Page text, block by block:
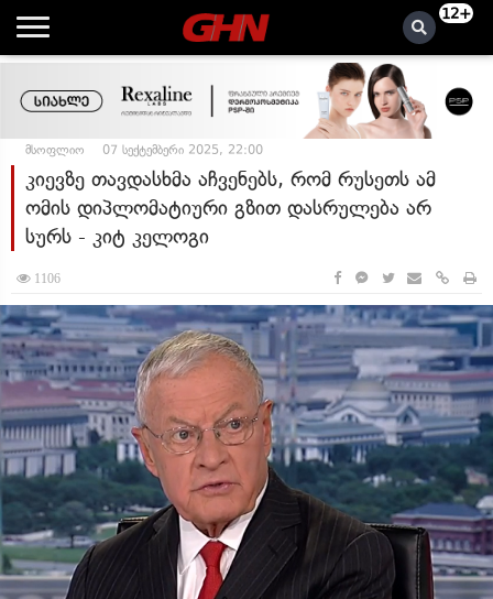
12+
მსოფლიო 07 სექტემბერი 2025, 22:00
კიევზე თავდასხმა აჩვენებს, რომ რუსეთს ამ
ომის დიპლომატიური გზით დასრულება არ
სურს - კიტ კელოგი
1106